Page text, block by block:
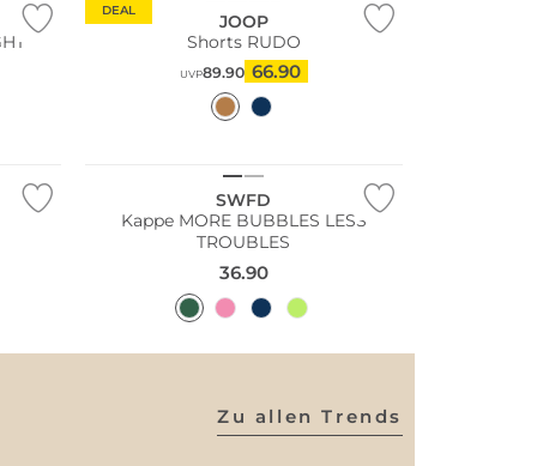
DEAL
JOOP
Shorts RUDO
UVP89.90 66.90
SWFD
Kappe MORE BUBBLES LESS
TROUBLES
36.90
Zu allen Trends